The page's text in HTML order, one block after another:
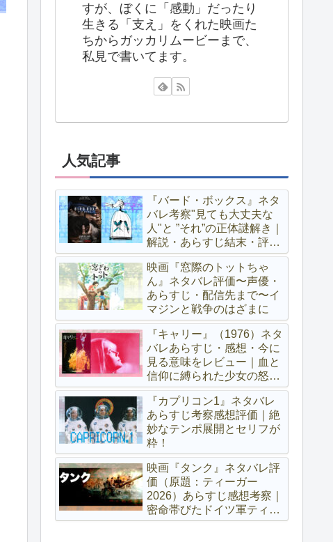
すが、ぼくに「感動」だったり
生きる「支え」をくれた映画た
ちからガッカリムービーまで、
私見で書いてます。
人気記事
『バード・ボックス』ネタ
バレ考察"見ても大丈夫な
人"と ”それ”の正体謎解き｜
解説・あらすじ結末・評価
レビュー
映画『窓際のトットちゃ
ん』ネタバレ評価〜声優・
あらすじ・配信先まで〜イ
マジンと戦争のはざまに
『キャリー』（1976）ネタ
バレあらすじ・感想・今に
見る意味をレビュー｜血と
信仰に縛られた少女の怒り
が世界を呑み込む
『カプリコン1』ネタバレ
あらすじ考察感想評価｜絶
妙なテンポ展開とセリフが
粋！
映画『タンク』ネタバレ評
価（原題：ティーガー
2026）あらすじ感想考察｜
密命帯びたドイツ軍ティー
ガー戦車搭乗員の戦い〜ア